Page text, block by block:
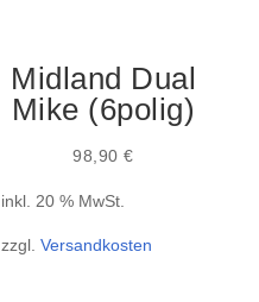
Midland Dual
Mike (6polig)
98,90€
inkl. 20 % MwSt.
zzgl.Versandkosten